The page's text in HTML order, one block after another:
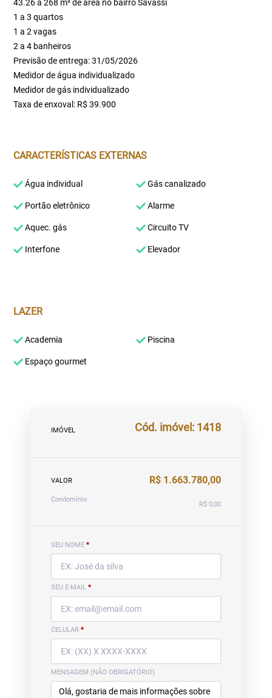
43.26 a 268 m² de área no bairro Savassi
1 a 3 quartos
1 a 2 vagas
2 a 4 banheiros
Previsão de entrega: 31/05/2026
Medidor de água individualizado
Medidor de gás individualizado
Taxa de enxoval: R$ 39.900
CARACTERÍSTICAS EXTERNAS
Água individual Gás canalizado
Portão eletrônico Alarme
Aquec. gás Circuito TV
Interfone Elevador
LAZER
Academia Piscina
Espaço gourmet
IMÓVEL Cód. imóvel: 1418
VALOR R$ 1.663.780,00
Condomínio
R$ 0,00
SEU NOME *
SEU E-MAIL *
CELULAR *
MENSAGEM (NÃO OBRIGATÓRIO)